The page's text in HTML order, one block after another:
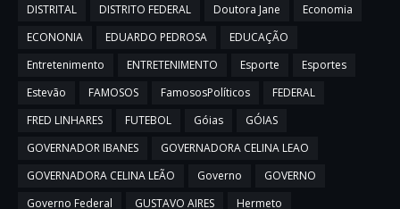
DISTRITAL
DISTRITO FEDERAL Doutora Jane
Economia
ECONONIA
EDUARDO PEDROSA
EDUCAÇÃO
Entretenimento
ENTRETENIMENTO Esporte
Esportes
Estevão
FAMOSOS FamososPolíticos
FEDERAL
FRED LINHARES
FUTEBOL Góias
GÓIAS
GOVERNADOR IBANES
GOVERNADORA CELINA LEAO
GOVERNADORA CELINA LEÃO
Governo
GOVERNO
Governo Federal
GUSTAVO AIRES
Hermeto